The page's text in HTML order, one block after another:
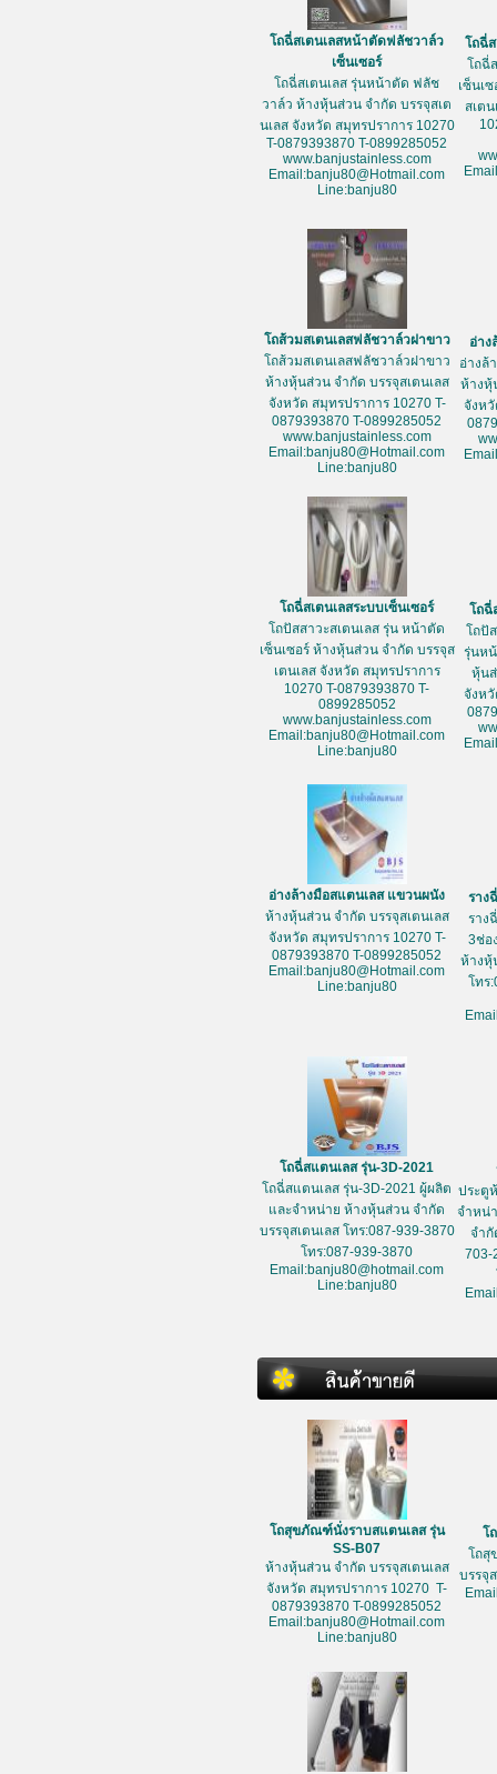
โถฉี่สเตนเลสหน้าตัดฟลัชวาล์ว
เซ็นเซอร์
โถฉี่สเตนเลส รุ่นหน้าตัด ฟลัช
วาล์ว ห้างหุ้นส่วน จำกัด บรรจุสเต
นเลส จังหวัด สมุทรปราการ 10270
T-0879393870 T-0899285052
www.banjustainless.com
Email:banju80@Hotmail.com
Line:banju80
โถฉี่
โถฉี่
เซ็นเ
สเต
โถส้วมสเตนเลสฟลัชวาล์วฝาขาว
โถส้วมสเตนเลสฟลัชวาล์วฝาขาว
ห้างหุ้นส่วน จำกัด บรรจุสเตนเลส
จังหวัด สมุทรปราการ 10270 T-
0879393870 T-0899285052
www.banjustainless.com
Email:banju80@Hotmail.com
Line:banju80
อ่าง
อ่างล้
ห้างหุ้
จังห
โถฉี่สเตนเลสระบบเซ็นเซอร์
โถปัสสาวะสเตนเลส รุ่น หน้าตัด
เซ็นเซอร์ ห้างหุ้นส่วน จำกัด บรรจุส
เตนเลส จังหวัด สมุทรปราการ
10270 T-0879393870 T-
0899285052
www.banjustainless.com
Email:banju80@Hotmail.com
Line:banju80
โถฉี่
โถปั
รุ่นห
หุ้น
จังห
อ่างล้างมือสแตนเลส แขวนผนัง
ห้างหุ้นส่วน จำกัด บรรจุสเตนเลส
จังหวัด สมุทรปราการ 10270 T-
0879393870 T-0899285052
Email:banju80@Hotmail.com
Line:banju80
ราง
ราง
3ช่อ
ห้างหุ้
โทร
โถฉี่สแตนเลส รุ่น-3D-2021
โถฉี่สแตนเลส รุ่น-3D-2021 ผู้ผลิต
และจำหน่าย ห้างหุ้นส่วน จำกัด
บรรจุสเตนเลส โทร:087-939-3870
โทร:087-939-3870
Email:banju80@hotmail.com
Line:banju80
ประตู
จำหน่
จำกั
703-
โถสุขภัณฑ์นั่งราบสแตนเลส รุ่น
SS-B07
ห้างหุ้นส่วน จำกัด บรรจุสเตนเลส
จังหวัด สมุทรปราการ 10270 T-
0879393870 T-0899285052
Email:banju80@Hotmail.com
Line:banju80
โ
โถสุ
บรรจุ